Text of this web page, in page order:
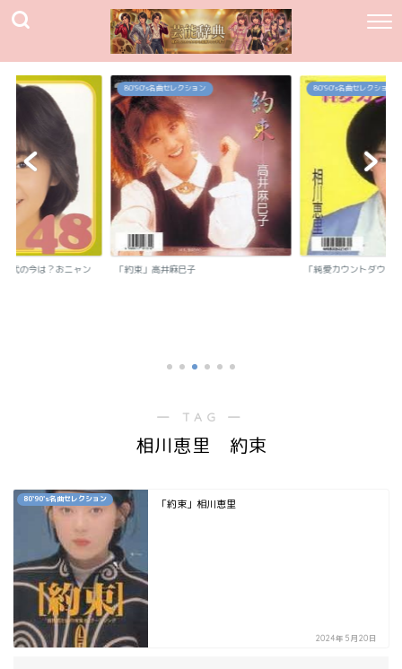
代の今は？おニャン
80`90's名曲セレクション
「約束」高井麻巳子
80`90's名曲セレクション
「純愛カウントダウン
― TAG ―
相川恵里 約束
80`90's名曲セレクション 「約束」相川恵里
2024年5月20日